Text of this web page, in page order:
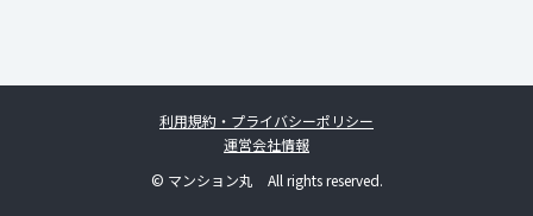
利用規約・プライバシーポリシー
運営会社情報
© マンション丸 All rights reserved.